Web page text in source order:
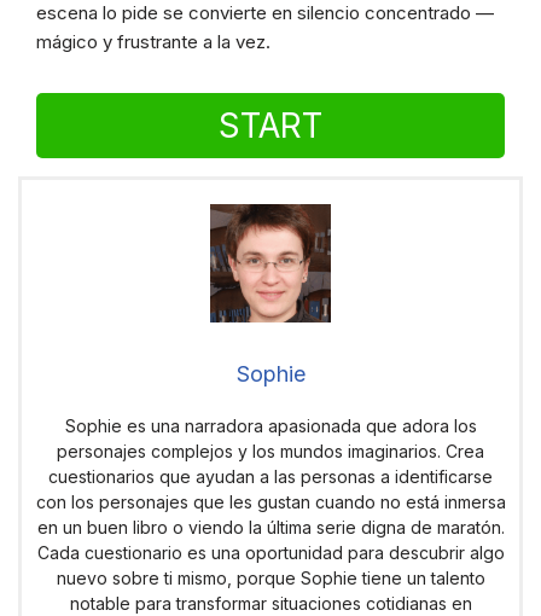
escena lo pide se convierte en silencio concentrado —
mágico y frustrante a la vez.
START
Sophie
Sophie es una narradora apasionada que adora los
personajes complejos y los mundos imaginarios. Crea
cuestionarios que ayudan a las personas a identificarse
con los personajes que les gustan cuando no está inmersa
en un buen libro o viendo la última serie digna de maratón.
Cada cuestionario es una oportunidad para descubrir algo
nuevo sobre ti mismo, porque Sophie tiene un talento
notable para transformar situaciones cotidianas en